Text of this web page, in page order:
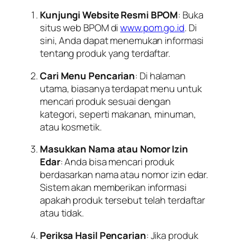
Kunjungi Website Resmi BPOM: Buka
situs web BPOM diwww.pom.go.id. Di
sini, Anda dapat menemukan informasi
tentang produk yang terdaftar.
Cari Menu Pencarian: Di halaman
utama, biasanya terdapat menu untuk
mencari produk sesuai dengan
kategori, seperti makanan, minuman,
atau kosmetik.
Masukkan Nama atau Nomor Izin
Edar: Anda bisa mencari produk
berdasarkan nama atau nomor izin edar.
Sistem akan memberikan informasi
apakah produk tersebut telah terdaftar
atau tidak.
Periksa Hasil Pencarian: Jika produk